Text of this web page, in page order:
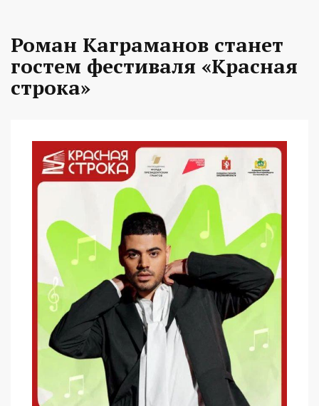
Роман Каграманов станет
гостем фестиваля «Красная
строка»